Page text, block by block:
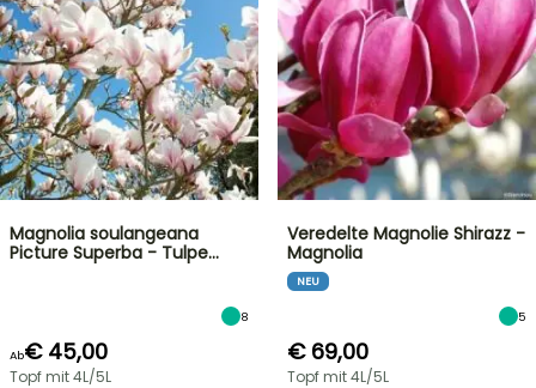
Magnolia soulangeana
Picture Superba - Tulpe…
8
Ab€ 45,00
Topf mit 4L/5L
Veredelte Magnolie Shirazz -
Magnolia
NEU
5
€ 69,00
Topf mit 4L/5L